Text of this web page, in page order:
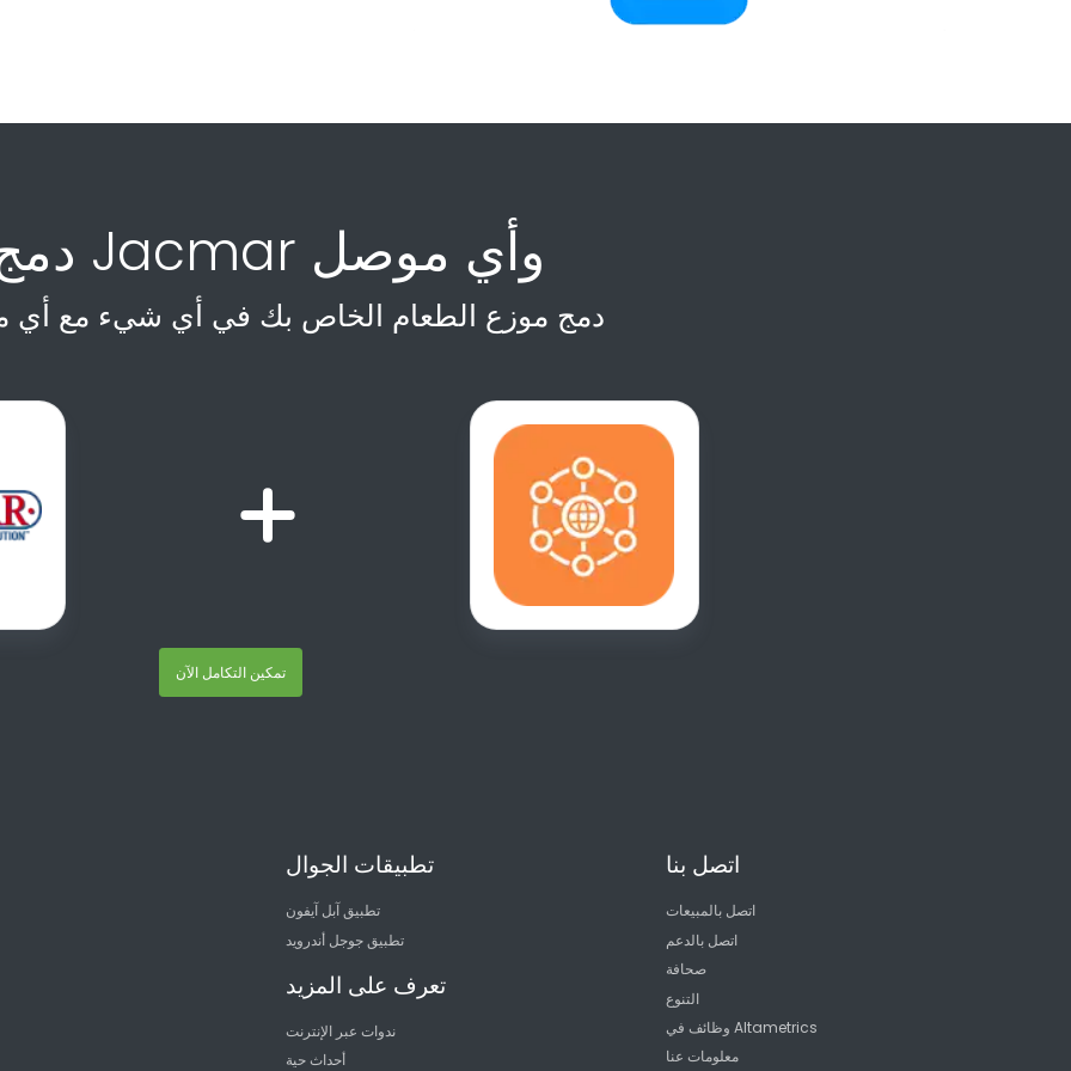
دمج Jacmar وأي موصل
دمج موزع الطعام الخاص بك في أي شيء مع
تمكين التكامل الآن
تطبيقات الجوال
تطبيق آبل آيفون
تطبيق جوجل أندرويد
تعرف على المزيد
ندوات عبر الإنترنت
أحداث حية
اتصل بنا
اتصل بالمبيعات
اتصل بالدعم
صحافة
التنوع
وظائف في Altametrics
معلومات عنا